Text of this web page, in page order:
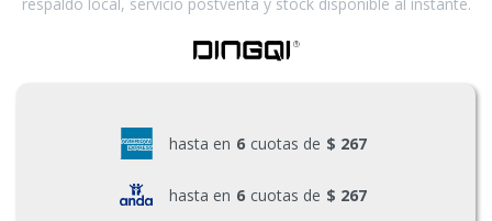
hasta en 6 cuotas de $ 267
hasta en 6 cuotas de $ 267